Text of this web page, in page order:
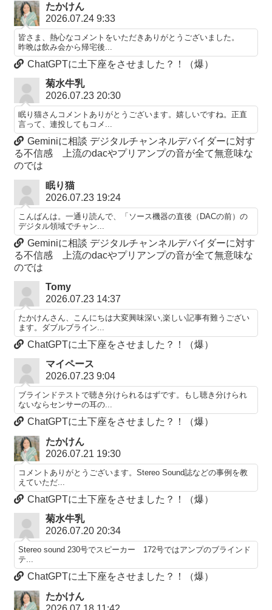
たかけん
2026.07.24 9:33
皆さま、熱心なコメントをいただきありがとうございました。
昨晩は飲み会から帰宅後...
ChatGPTに土下座をさせました？！（爆）
菊水牛乳
2026.07.23 20:30
眠り猫さんコメントありがとうございます。嬉しいですね。正直
言って、連投してもコメ...
Geminiに相談 デジタルチャンネルデバイダーに対す
る不信感 上流のdacやプリアンプの音が全て無意味な
のでは
眠り猫
2026.07.23 19:24
こんばんは。一通り読んで、「ソース機器の直後（DACの前）の
デジタル領域でチャン...
Geminiに相談 デジタルチャンネルデバイダーに対す
る不信感 上流のdacやプリアンプの音が全て無意味な
のでは
Tomy
2026.07.23 14:37
たかけんさん、こんにちは大変興味深い,楽しい記事有難うござい
ます。ダブルブライン...
ChatGPTに土下座をさせました？！（爆）
マイペース
2026.07.23 9:04
ブラインドテストで聴き分けられるはずです。もし聴き分けられ
ないならセンサーの耳の...
ChatGPTに土下座をさせました？！（爆）
たかけん
2026.07.21 19:30
コメントありがとうございます。Stereo Sound誌などの事例を教
えていただ...
ChatGPTに土下座をさせました？！（爆）
菊水牛乳
2026.07.20 20:34
Stereo sound 230号でスピーカー 172号ではアンプのブラインド
テ...
ChatGPTに土下座をさせました？！（爆）
たかけん